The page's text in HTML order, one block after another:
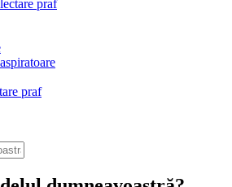
praf
praf